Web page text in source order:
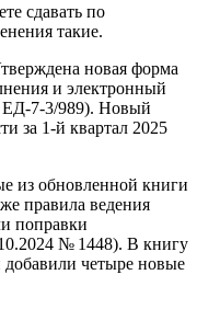
сдавать по
такие.
новая форма
и электронный
7-3/989). Новый
за 1-й квартал 2025
из обновленной книги
правила ведения
поправки
№ 1448). В книгу
четыре новые